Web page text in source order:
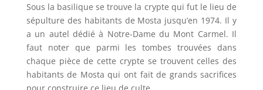
Sous la basilique se trouve la crypte qui fut le lieu de
sépulture des habitants de Mosta jusqu’en 1974. Il y
a un autel dédié à Notre-Dame du Mont Carmel. Il
faut noter que parmi les tombes trouvées dans
chaque pièce de cette crypte se trouvent celles des
habitants de Mosta qui ont fait de grands sacrifices